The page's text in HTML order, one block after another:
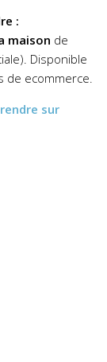
:
maison de
Disponible
ecommerce.
sur